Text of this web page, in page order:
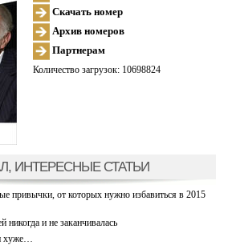
Скачать номер
Архив номеров
Партнерам
Количество загрузок: 10698824
ИНТЕРЕСНЫЕ СТАТЬИ
привычки, от которых нужно избавиться в 2015
никогда и не заканчивалась
хуже…